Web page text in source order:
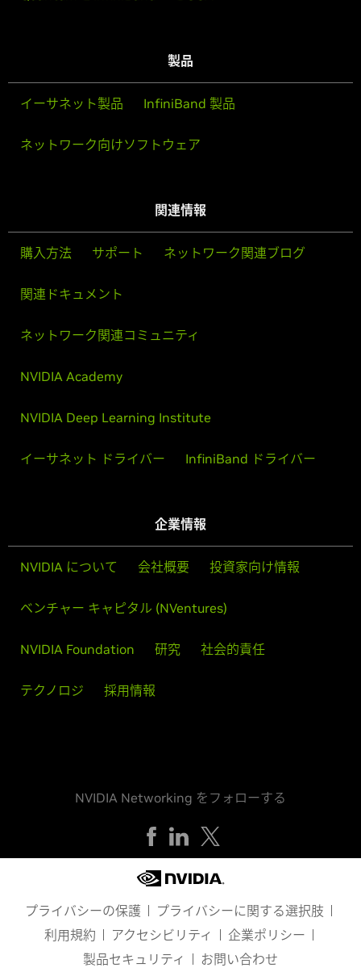
製品
イーサネット製品 InfiniBand 製品
ネットワーク向けソフトウェア
関連情報
購入方法 サポート ネットワーク関連ブログ
関連ドキュメント
ネットワーク関連コミュニティ
NVIDIA Academy
NVIDIA Deep Learning Institute
イーサネット ドライバー InfiniBand ドライバー
企業情報
NVIDIA について 会社概要 投資家向け情報
ベンチャー キャピタル (NVentures)
NVIDIA Foundation 研究 社会的責任
テクノロジ 採用情報
NVIDIA Networking をフォローする
プライバシーの保護
プライバシーに関する選択肢
利用規約
アクセシビリティ
企業ポリシー
製品セキュリティ
お問い合わせ